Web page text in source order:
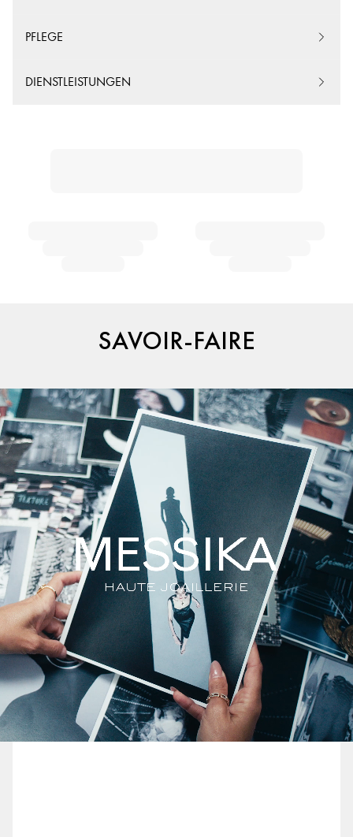
PFLEGE
DIENSTLEISTUNGEN
SAVOIR-FAIRE